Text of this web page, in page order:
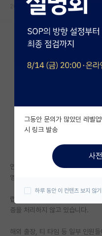
커뮤니티
커뮤니티 홈
전체글보기
베스트 게시판
자유 게시판(아무개랩)
미국 유학 게시판
미국 대학원 합격 후기
대학원생 모집 게시판
연구실(PI) 홍보 게시판
2026.06.02 15 6826
연구실에서 학생들끼리 연구실 회
영수증 공개 요구에도 올리지 않
랩장이 3번 바뀌는 동안 올려놓은
증을 처리하지 않고 있습니다.
해외 출장, 티 타임 등 일부 인원
그동안 문의가 많았던 레벨
시 링크 발송
사
하루 동안 이 컨텐츠 보지 않기